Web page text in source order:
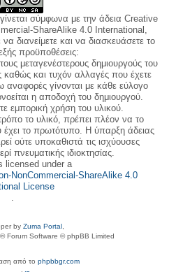
σύμφωνα με την άδεια Creative
ShareAlike 4.0 International,
διανείμετε και να διασκευάσετε το
προϋποθέσεις:
μεταγενέστερους δημιουργούς του
καθώς και τυχόν αλλαγές που έχετε
γίνονται με κάθε εύλογο
η αποδοχή του δημιουργού.
εμπορική χρήση του υλικού.
το υλικό, πρέπει πλέον να το
έχει το πρωτότυπο. Η ύπαρξη άδειας
ούτε υποκαθιστά τις ισχύουσες
πνευματικής ιδιοκτησίας.
licensed under a
NonCommercial-ShareAlike 4.0
License
.
by Zuma Portal
® Forum Software © phpBB Limited
από το phpbbgr.com